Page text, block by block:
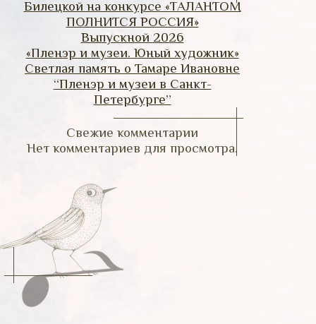
Билецкой на конкурсе «ТАЛАНТОМ
ПОЛНИТСЯ РОССИЯ»
Выпускной 2026
«Пленэр и музеи. Юный художник»
Светлая память о Тамаре Ивановне
“Пленэр и музеи в Санкт-
Петербурге”
Свежие комментарии
Нет комментариев для просмотра.